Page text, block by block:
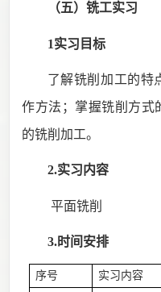
（五）铣工实习
1实习目标
了解铣削加工的特
作方法；掌握铣削方式
的铣削加工。
2.实习内容
平面铣削
3.时间安排
序号 实习内容